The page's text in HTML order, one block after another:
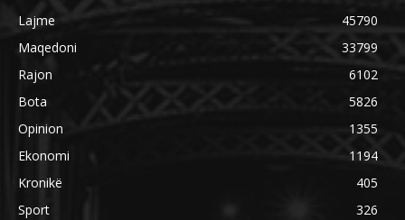
Lajme
45790
Maqedoni
33799
Rajon
6102
Bota
5826
Opinion
1355
Ekonomi
1194
Kronikë
405
Sport
326